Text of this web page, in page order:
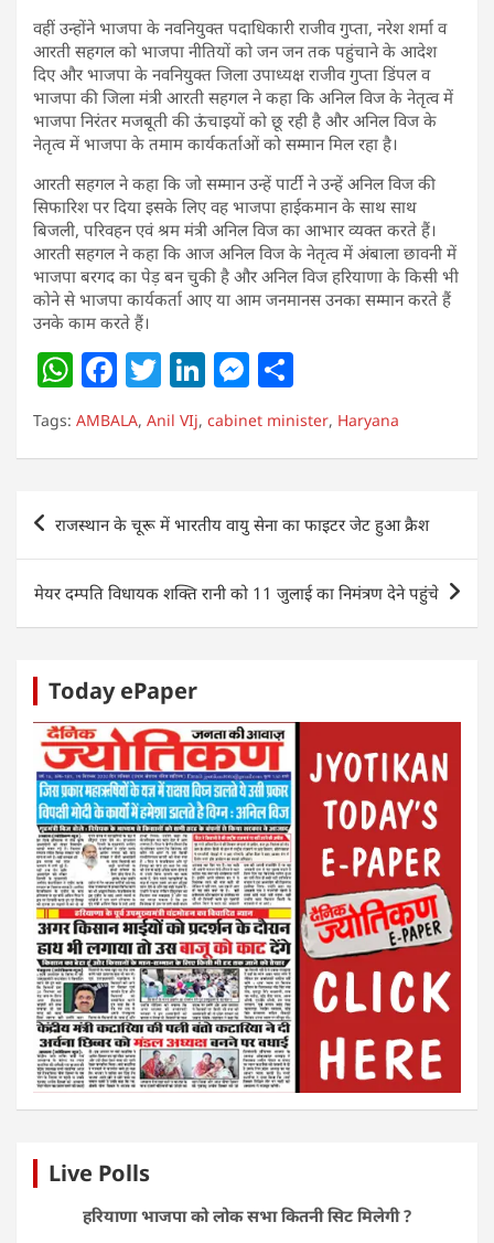
वहीं उन्होंने भाजपा के नवनियुक्त पदाधिकारी राजीव गुप्ता, नरेश शर्मा व
आरती सहगल को भाजपा नीतियों को जन जन तक पहुंचाने के आदेश
दिए और भाजपा के नवनियुक्त जिला उपाध्यक्ष राजीव गुप्ता डिंपल व
भाजपा की जिला मंत्री आरती सहगल ने कहा कि अनिल विज के नेतृत्व में
भाजपा निरंतर मजबूती की ऊंचाइयों को छू रही है और अनिल विज के
नेतृत्व में भाजपा के तमाम कार्यकर्ताओं को सम्मान मिल रहा है।
आरती सहगल ने कहा कि जो सम्मान उन्हें पार्टी ने उन्हें अनिल विज की
सिफारिश पर दिया इसके लिए वह भाजपा हाईकमान के साथ साथ
बिजली, परिवहन एवं श्रम मंत्री अनिल विज का आभार व्यक्त करते हैं।
आरती सहगल ने कहा कि आज अनिल विज के नेतृत्व में अंबाला छावनी में
भाजपा बरगद का पेड़ बन चुकी है और अनिल विज हरियाणा के किसी भी
कोने से भाजपा कार्यकर्ता आए या आम जनमानस उनका सम्मान करते हैं
उनके काम करते हैं।
W
h
at
s
A
p
p
F
a
c
e
b
o
o
k
T
w
itt
er
Li
n
k
e
dI
n
M
e
ss
e
n
g
er
h
ar
e
Tags: AMBALA, Anil VIj, cabinet minister, Haryana
Post
navigation
राजस्थान के चूरू में भारतीय वायु सेना का फाइटर जेट हुआ क्रैश
मेयर दम्पति विधायक शक्ति रानी को 11 जुलाई का निमंत्रण देने पहुंचे
Today ePaper
Live Polls
हरियाणा भाजपा को लोक सभा कितनी सिट मिलेगी ?